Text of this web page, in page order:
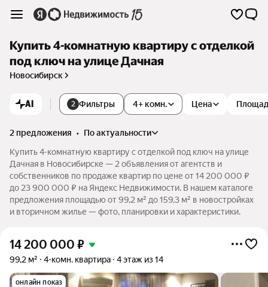
Купить 4-комнатную квартиру с отделкой
под ключ на улице Дачная
Новосибирск
AI 2 Фильтры 4+ комн. Цена
2 предложения •
по актуальности
Купить 4-комнатную квартиру с отделкой под ключ на улице
Дачная в Новосибирске — 2 объявления от агентств и
собственников по продаже квартир по цене от 14 200 000 ₽
до 23 900 000 ₽ на Яндекс Недвижимости. В нашем каталоге
предложения площадью от 99,2 м² до 159,3 м² в новостройках
и вторичном жилье — фото, планировки и характеристики.
14 200 000 ₽
99,2 м² 4-комн. квартира 4 этаж из 14
онлайн показ